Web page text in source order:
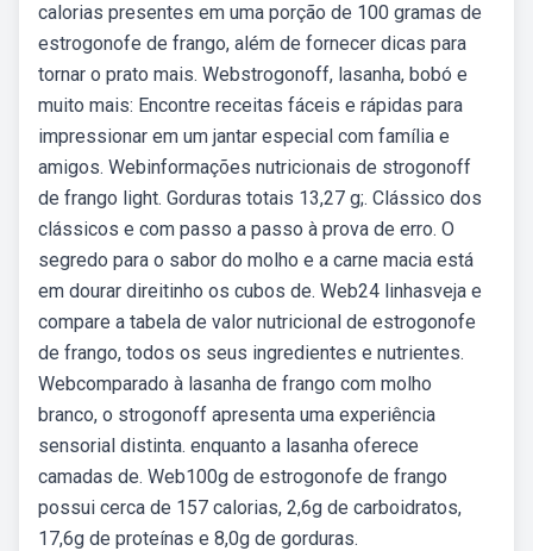
calorias presentes em uma porção de 100 gramas de
estrogonofe de frango, além de fornecer dicas para
tornar o prato mais. Webstrogonoff, lasanha, bobó e
muito mais: Encontre receitas fáceis e rápidas para
impressionar em um jantar especial com família e
amigos. Webinformações nutricionais de strogonoff
de frango light. Gorduras totais 13,27 g;. Clássico dos
clássicos e com passo a passo à prova de erro. O
segredo para o sabor do molho e a carne macia está
em dourar direitinho os cubos de. Web24 linhasveja e
compare a tabela de valor nutricional de estrogonofe
de frango, todos os seus ingredientes e nutrientes.
Webcomparado à lasanha de frango com molho
branco, o strogonoff apresenta uma experiência
sensorial distinta. enquanto a lasanha oferece
camadas de. Web100g de estrogonofe de frango
possui cerca de 157 calorias, 2,6g de carboidratos,
17,6g de proteínas e 8,0g de gorduras.